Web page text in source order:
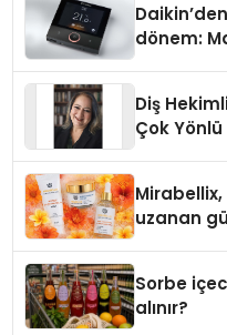
dönem:
Diş
Çok
uzanan
Sorbe
alınır?